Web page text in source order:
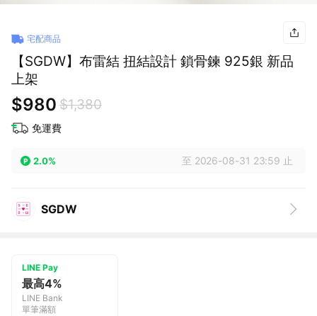
宅配商品
【SGDW】布雷結 扭結設計 鎖骨鍊 925銀 新品
上架
$980 $1,380
免運費
2.0% 至 2026-08-31 23:59 止
SGDW
LINE Pay
最高4%
LINE Bank
單筆滿額